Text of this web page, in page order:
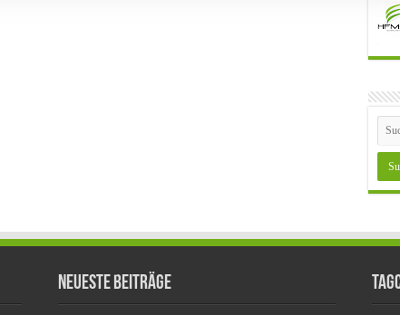
Neueste Beiträge